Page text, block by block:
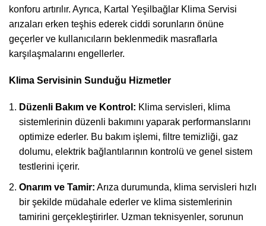
konforu artırılır. Ayrıca, Kartal Yeşilbağlar Klima Servisi
arızaları erken teşhis ederek ciddi sorunların önüne
geçerler ve kullanıcıların beklenmedik masraflarla
karşılaşmalarını engellerler.
Klima Servisinin Sunduğu Hizmetler
Düzenli Bakım ve Kontrol: Klima servisleri, klima
sistemlerinin düzenli bakımını yaparak performanslarını
optimize ederler. Bu bakım işlemi, filtre temizliği, gaz
dolumu, elektrik bağlantılarının kontrolü ve genel sistem
testlerini içerir.
Onarım ve Tamir: Arıza durumunda, klima servisleri hızlı
bir şekilde müdahale ederler ve klima sistemlerinin
tamirini gerçekleştirirler. Uzman teknisyenler, sorunun